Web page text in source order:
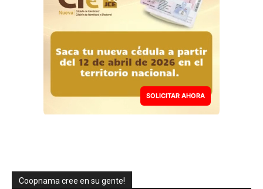
SOLICITAR AHORA
Coopnama cree en su gente!